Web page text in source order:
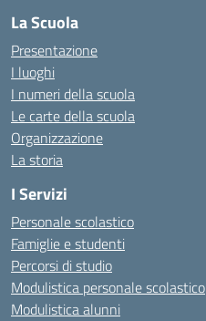
La Scuola
Presentazione
I luoghi
I numeri della scuola
Le carte della scuola
Organizzazione
La storia
I Servizi
Personale scolastico
Famiglie e studenti
Percorsi di studio
Modulistica personale scolastico
Modulistica alunni